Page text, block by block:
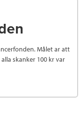
Målet ar att
skanker 100 kr var